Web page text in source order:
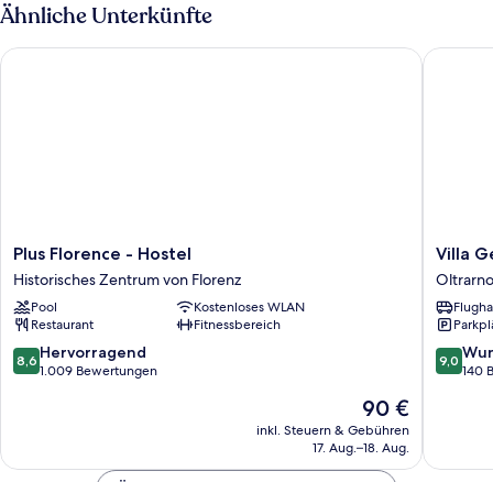
Ähnliche Unterkünfte
Plus
Florence
-
Hostel
Historisches
Zentrum
von
Plus Florence - Hostel
Historisches Zentrum von Florenz
Pool
Kostenloses WLAN
Restaurant
Fitnessbereich
8.6
von
8,6 Hervorragend
1.009 Bewertungen
Der
Preis
beträgt
90 €
inkl. Steuern & Gebühren
17. Aug.–18. Aug.
Plus Florence - Hostel
Villa
Garden
Oltrarno
Villa
Oltrarno
9.0
von
9,0
140
Villa